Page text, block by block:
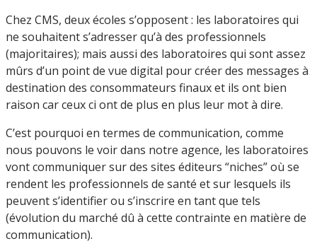
Chez CMS, deux écoles s’opposent : les laboratoires qui
ne souhaitent s’adresser qu’à des professionnels
(majoritaires); mais aussi des laboratoires qui sont assez
mûrs d’un point de vue digital pour créer des messages à
destination des consommateurs finaux et ils ont bien
raison car ceux ci ont de plus en plus leur mot à dire.
C’est pourquoi en termes de communication, comme
nous pouvons le voir dans notre agence, les laboratoires
vont communiquer sur des sites éditeurs “niches” où se
rendent les professionnels de santé et sur lesquels ils
peuvent s’identifier ou s’inscrire en tant que tels
(évolution du marché dû à cette contrainte en matière de
communication).